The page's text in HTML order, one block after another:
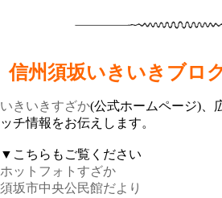
信州須坂いきいきブロ
いきいきすざか(公式ホームページ)
ッチ情報をお伝えします。
▼こちらもご覧ください
ホットフォトすざか
須坂市中央公民館だより